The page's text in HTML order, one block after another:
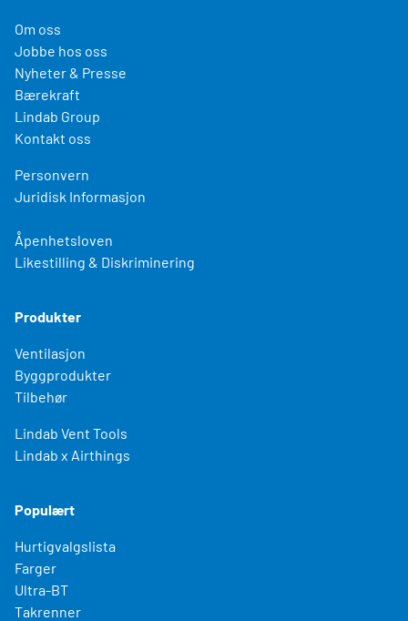
Om oss
Jobbe hos oss
Nyheter & Presse
Bærekraft
Lindab Group
Kontakt oss
Personvern
Juridisk Informasjon
Åpenhetsloven
Likestilling & Diskriminering
Produkter
Ventilasjon
Byggprodukter
Tilbehør
Lindab Vent Tools
Lindab x Airthings
Populært
Hurtigvalgslista
Farger
Ultra-BT
Takrenner